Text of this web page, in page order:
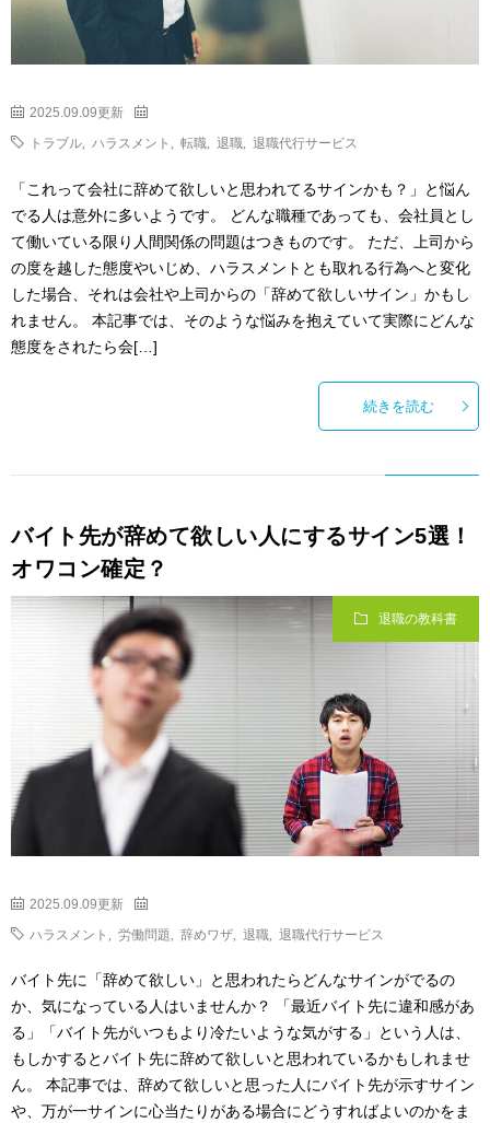
2025.09.09更新
トラブル ハラスメント 転職 退職 退職代行サービス
「これって会社に辞めて欲しいと思われてるサインかも？」と悩ん
でる人は意外に多いようです。 どんな職種であっても、会社員とし
て働いている限り人間関係の問題はつきものです。 ただ、上司から
の度を越した態度やいじめ、ハラスメントとも取れる行為へと変化
した場合、それは会社や上司からの「辞めて欲しいサイン」かもし
れません。 本記事では、そのような悩みを抱えていて実際にどんな
態度をされたら会[…]
続きを読む
バイト先が辞めて欲しい人にするサイン5選！
オワコン確定？
退職の教科書
2025.09.09更新
ハラスメント 労働問題 辞めワザ 退職 退職代行サービス
バイト先に「辞めて欲しい」と思われたらどんなサインがでるの
か、気になっている人はいませんか？ 「最近バイト先に違和感があ
る」「バイト先がいつもより冷たいような気がする」という人は、
もしかするとバイト先に辞めて欲しいと思われているかもしれませ
ん。 本記事では、辞めて欲しいと思った人にバイト先が示すサイン
や、万が一サインに心当たりがある場合にどうすればよいのかをま